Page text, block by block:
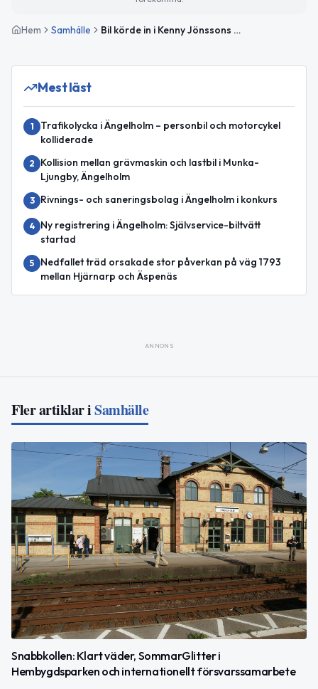
Hem Samhälle Bil körde in i Kenny Jönssons trädgård i Ängelholm
Mest läst
1
Trafikolycka i Ängelholm – personbil och motorcykel
kolliderade
2
Kollision mellan grävmaskin och lastbil i Munka-
Ljungby, Ängelholm
3 Rivnings- och saneringsbolag i Ängelholm i konkurs
4
Ny registrering i Ängelholm: Självservice-biltvätt
startad
5
Nedfallet träd orsakade stor påverkan på väg 1793
mellan Hjärnarp och Äspenäs
ANNONS
Fler artiklar iSamhälle
Snabbkollen: Klart väder, SommarGlitter i
Hembygdsparken och internationellt försvarssamarbete